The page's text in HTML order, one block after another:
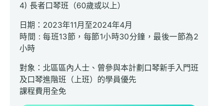
4) 長者口琴班（60歲或以上）
日期：2023年11月至2024年4月
時間 : 每班13節，每節1小時30分鐘，最後一節為2
小時
對象：北區區內人士、曾參與本計劃口琴新手入門班
及口琴進階班（上班）的學員優先
課程費用全免